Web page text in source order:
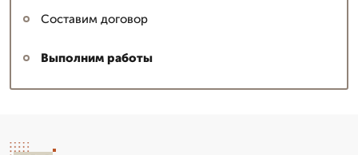
Составим договор
Выполним работы